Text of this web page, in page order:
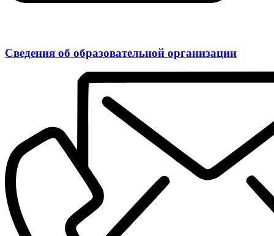
Сведения об образовательной организации